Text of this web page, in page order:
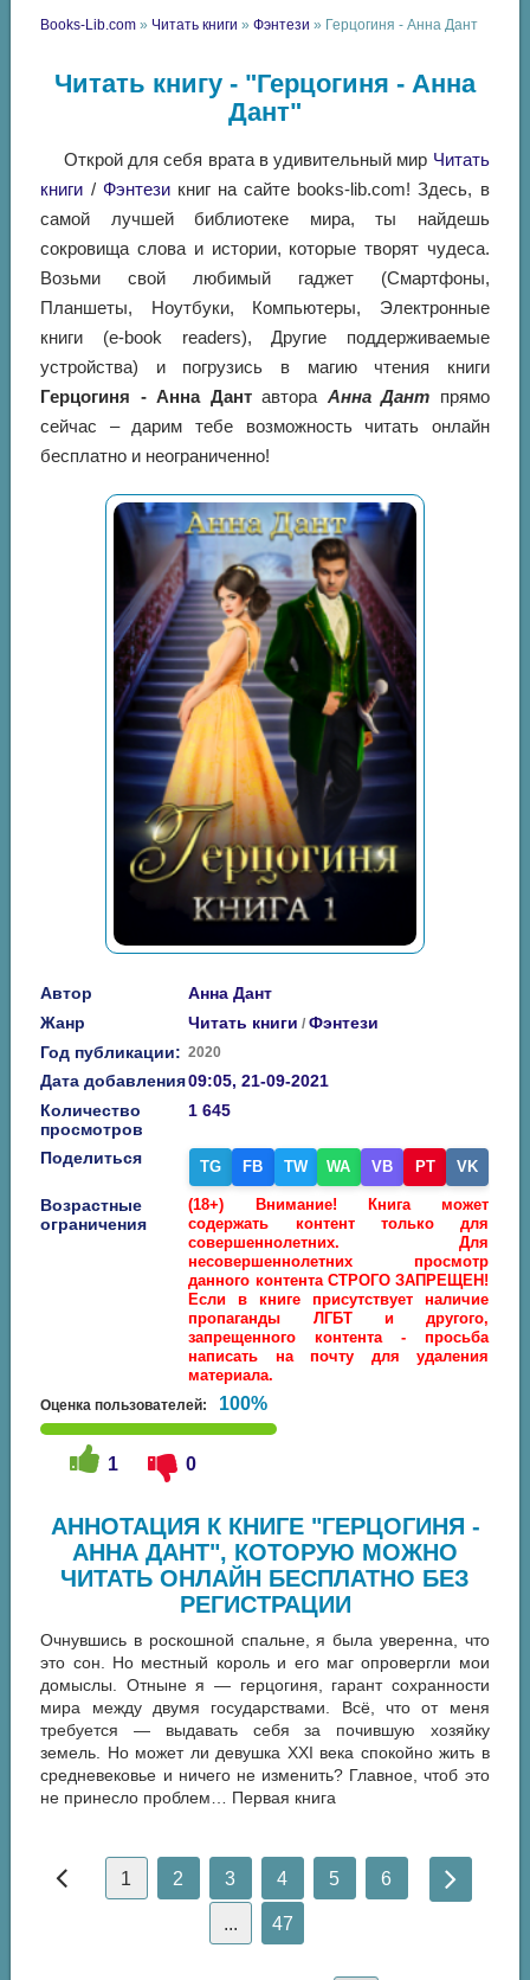
Books-Lib.com » Читать книги »Фэнтези » Герцогиня - Анна Дант
Читать книгу - "Герцогиня - Анна
Дант"
Открой для себя врата в удивительный мир Читать
книги / Фэнтезикниг на сайте books-lib.com! Здесь, в
самой лучшей библиотеке мира, ты найдешь
сокровища слова и истории, которые творят чудеса.
Возьми свой любимый гаджет (Смартфоны,
Планшеты, Ноутбуки, Компьютеры, Электронные
книги (e-book readers), Другие поддерживаемые
устройства) и погрузись в магию чтения книги
Герцогиня - Анна Дантавтора Анна Дант прямо
сейчас – дарим тебе возможность читать онлайн
бесплатно и неограниченно!
Автор
Анна Дант
Жанр
Читать книги /Фэнтези
Год публикации: 2020
Дата добавления09:05, 21-09-2021
Количество
просмотров
1 645
Поделиться TG FB TW WA VB PT VK
Возрастные
ограничения
(18+) Внимание! Книга может
содержать контент только для
совершеннолетних. Для
несовершеннолетних просмотр
данного контента СТРОГО ЗАПРЕЩЕН!
Если в книге присутствует наличие
пропаганды ЛГБТ и другого,
запрещенного контента - просьба
написать на почту для удаления
материала.
Оценка пользователей: 100%
1 0
АННОТАЦИЯ К КНИГЕ "ГЕРЦОГИНЯ -
АННА ДАНТ", КОТОРУЮ МОЖНО
ЧИТАТЬ ОНЛАЙН БЕСПЛАТНО БЕЗ
РЕГИСТРАЦИИ
Очнувшись в роскошной спальне, я была уверенна, что
это сон. Но местный король и его маг опровергли мои
домыслы. Отныне я — герцогиня, гарант сохранности
мира между двумя государствами. Всё, что от меня
требуется — выдавать себя за почившую хозяйку
земель. Но может ли девушка XXI века спокойно жить в
средневековье и ничего не изменить? Главное, чтоб это
не принесло проблем… Первая книга
1 2 3 4 5 6
... 47